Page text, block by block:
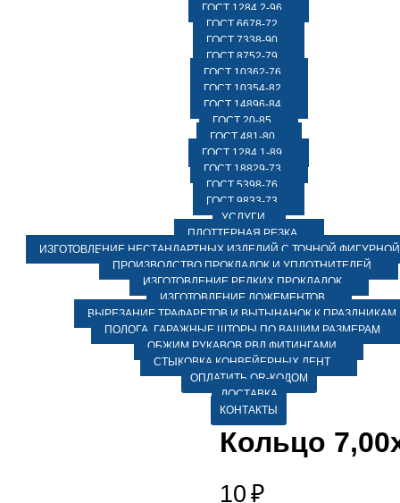
ГОСТ 1284.2-96
ГОСТ 6678-72
ГОСТ 7338-90
ГОСТ 8752-79
ГОСТ 10362-76
ГОСТ 10354-82
ГОСТ 14896-84
ГОСТ 20-85
ГОСТ 481-80
ГОСТ 1284.1-89
ГОСТ 18829-73
ГОСТ 5398-76
ГОСТ 9833-73
УСЛУГИ
ПЛОТТЕРНАЯ РЕЗКА
ИЗГОТОВЛЕНИЕ НЕСТАНДАРТНЫХ ИЗДЕЛИЙ С ТОЧНОЙ ФИГУРНОЙ
ПРОИЗВОДСТВО ПРОКЛАДОК И УПЛОТНИТЕЛЕЙ
ИЗГОТОВЛЕНИЕ РЕДКИХ ПРОКЛАДОК
ИЗГОТОВЛЕНИЕ ЛОЖЕМЕНТОВ
ВЫРЕЗАНИЕ ТРАФАРЕТОВ И ВЫТЫНАНОК К ПРАЗДНИКАМ
ПОЛОГА, ГАРАЖНЫЕ ШТОРЫ ПО ВАШИМ РАЗМЕРАМ
ОБЖИМ РУКАВОВ РВД ФИТИНГАМИ
СТЫКОВКА КОНВЕЙЕРНЫХ ЛЕНТ
ОПЛАТИТЬ QR-КОДОМ
ДОСТАВКА
КОНТАКТЫ
Кольцо
10 ₽